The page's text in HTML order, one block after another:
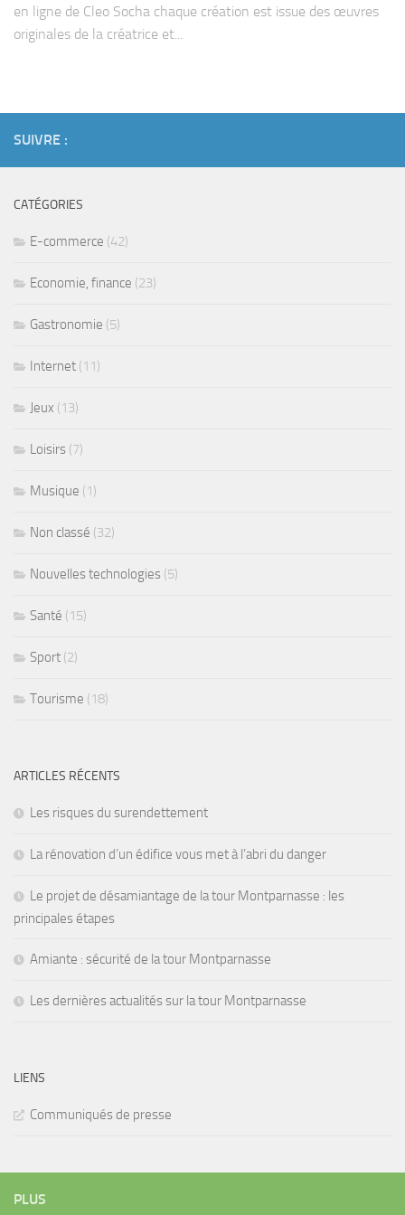
en ligne de Cleo Socha chaque création est issue des œuvres
originales de la créatrice et...
SUIVRE :
CATÉGORIES
E-commerce (42)
Economie, finance (23)
Gastronomie (5)
Internet (11)
Jeux (13)
Loisirs (7)
Musique (1)
Non classé (32)
Nouvelles technologies (5)
Santé (15)
Sport (2)
Tourisme (18)
ARTICLES RÉCENTS
Les risques du surendettement
La rénovation d’un édifice vous met à l’abri du danger
Le projet de désamiantage de la tour Montparnasse : les
principales étapes
Amiante : sécurité de la tour Montparnasse
Les dernières actualités sur la tour Montparnasse
LIENS
Communiqués de presse
PLUS